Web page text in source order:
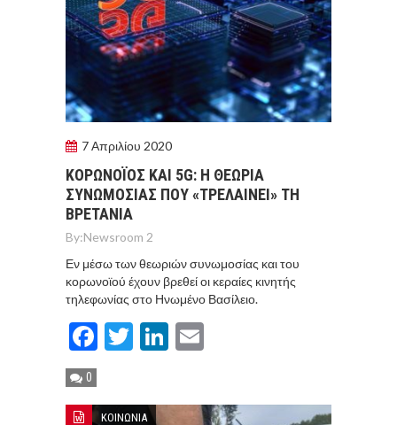
7 Απριλίου 2020
ΚΟΡΩΝΟΪOΣ ΚΑΙ 5G: Η ΘΕΩΡIΑ
ΣΥΝΩΜΟΣIΑΣ ΠΟΥ «ΤΡΕΛΑIΝΕΙ» ΤΗ
ΒΡΕΤΑΝIΑ
By:Newsroom 2
Εν μέσω των θεωριών συνωμοσίας και του
κορωνοϊού έχουν βρεθεί οι κεραίες κινητής
τηλεφωνίας στο Ηνωμένο Βασίλειο.
Facebook
TwitterLinkedIn
0
ΚΟΙΝΩΝΙΑ